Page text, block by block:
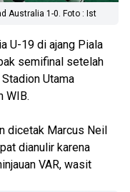
Australia 1-0. Foto : Ist
U-19 di ajang Piala
semifinal setelah
Utama
WIB.
dicetak Marcus Neil
dianulir karena
VAR, wasit